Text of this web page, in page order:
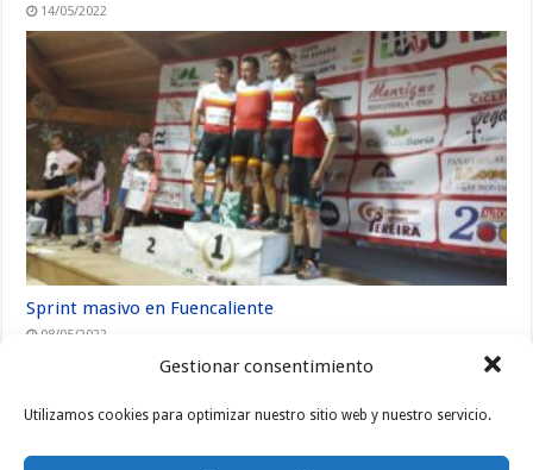
Gestionar consentimiento
Utilizamos cookies para optimizar nuestro sitio web y nuestro servicio.
14/05/2022
Sprint masivo en Fuencaliente
08/05/2022